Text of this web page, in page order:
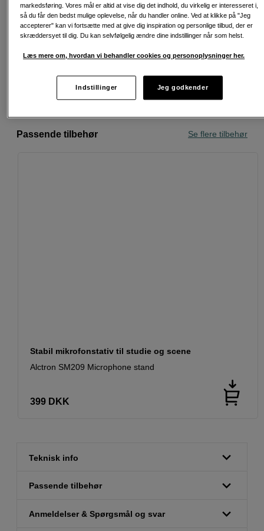
Fri fragt ved køb over 500 kr.
30 dages returret
Personlig service og ekspertrådgivning
Passende tilbehør Se flere tilbehør
Stabil mikrofonstativ til studie og scene
Alctron SM209 Microphone stand
399 DKK
Teknisk info
Passende tilbehør
Anmeldelser & Spørgsmål og svar
markedsføring. Vores mål er altid at vise dig det indhold, du virkelig er interesseret i,
så du får den bedst mulige oplevelse, når du handler online. Ved at klikke på "Jeg
accepterer" kan vi fortsætte med at give dig inspiration og personlige tilbud, der er
skræddersyet til dig. Du kan selvfølgelig ændre dine indstillinger når som helst.
Læs mere om, hvordan vi behandler cookies og personoplysninger her.
Indstillinger Jeg godkender